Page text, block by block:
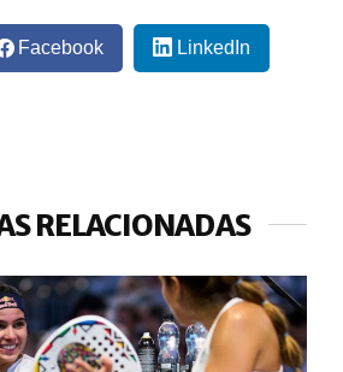
Facebook LinkedIn
RELACIONADAS